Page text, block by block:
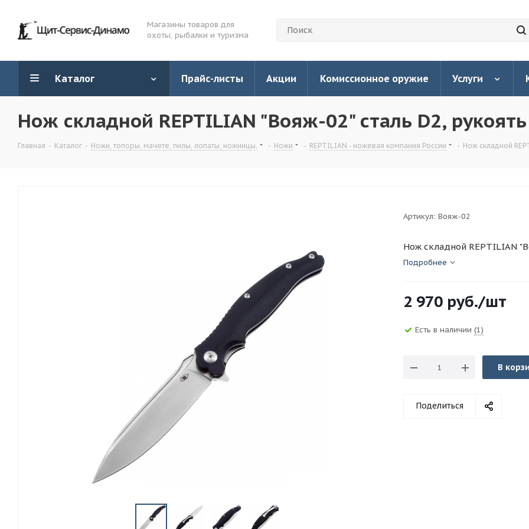
Магазины товаров для
охоты, рыбалки и туризма
Каталог Прайс-листы Акции Комиссионное оружие Услуги
Нож складной REPTILIAN "Вояж-02" сталь D2,
Главная - Каталог - Ножи, топоры, мачете, пилы, лопаты, ножницы. - Ножи - REPTILIAN - ножевая компания России - Нож складной
Артикул: Вояж-02
Нож складной REPTILIAN
Подробнее
2 970 руб./шт
Есть в наличии (1)
В
Поделиться